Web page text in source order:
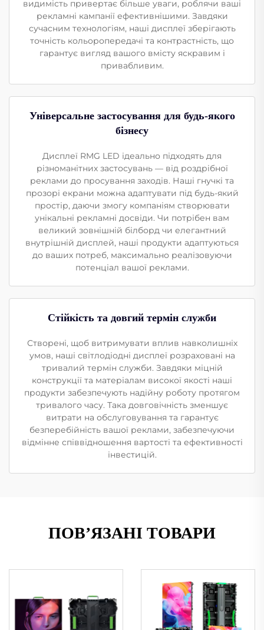
видимість привертає більше уваги, роблячи ваші
рекламні кампанії ефективнішими. Завдяки
сучасним технологіям, наші дисплеї зберігають
точність кольоропередачі та контрастність, що
гарантує вигляд вашого вмісту яскравим і
привабливим.
Універсальне застосування для будь-якого
бізнесу
Дисплеї RMG LED ідеально підходять для
різноманітних застосувань — від роздрібної
реклами до просування заходів. Наші гнучкі та
прозорі екрани можна адаптувати під будь-який
простір, даючи змогу компаніям створювати
унікальні рекламні досвіди. Чи потрібен вам
великий зовнішній білборд чи елегантний
внутрішній дисплей, наші продукти адаптуються
до ваших потреб, максимально реалізовуючи
потенціал вашої реклами.
Стійкість та довгий термін служби
Створені, щоб витримувати вплив навколишніх
умов, наші світлодіодні дисплеї розраховані на
тривалий термін служби. Завдяки міцній
конструкції та матеріалам високої якості наші
продукти забезпечують надійну роботу протягом
тривалого часу. Така довговічність зменшує
витрати на обслуговування та гарантує
безперебійність вашої реклами, забезпечуючи
відмінне співвідношення вартості та ефективності
інвестицій.
ПОВ’ЯЗАНІ ТОВАРИ